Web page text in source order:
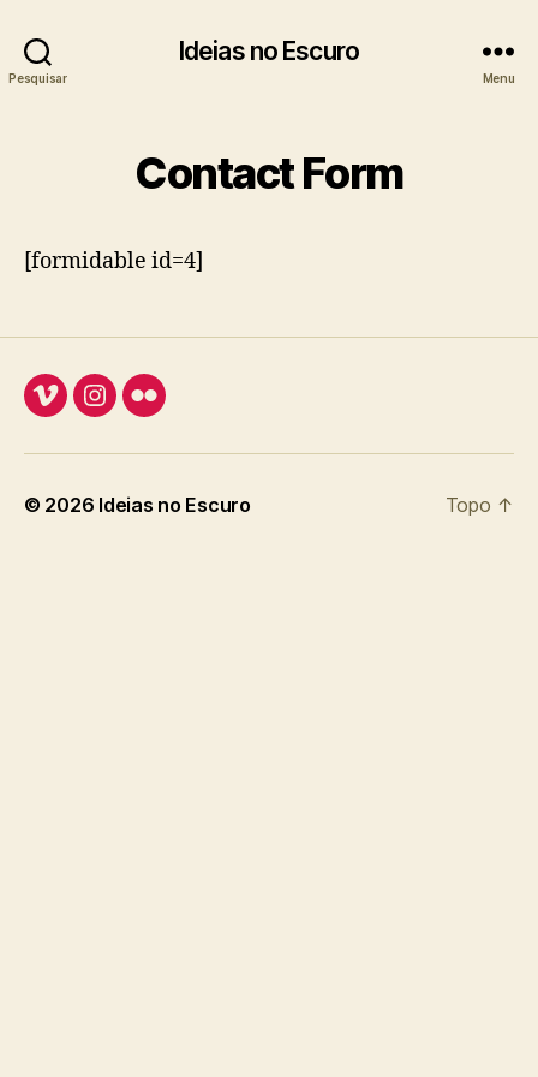
Pesquisar
Ideias no Escuro
Menu
Contact Form
[formidable id=4]
VimeoInstagram
Flickr
© 2026 Ideias no Escuro Topo ↑